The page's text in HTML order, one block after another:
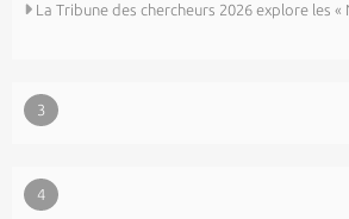
La Tribune des chercheurs 2026 explore les «
3
4